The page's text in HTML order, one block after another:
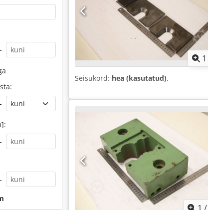
-
-
-
-
1
Seisukord: hea (kasutatud),